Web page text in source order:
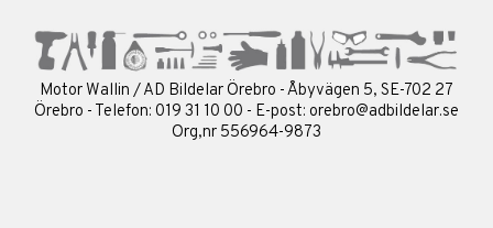
Motor Wallin / AD Bildelar Örebro - Åbyvägen 5, SE-702 27
Örebro - Telefon: 019 31 10 00 - E-post: orebro@adbildelar.se
Org,nr 556964-9873